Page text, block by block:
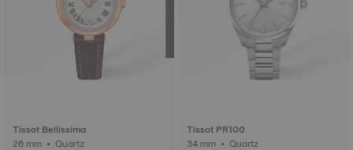
Tissot Bellissima
26 mm • Quartz
Tissot PR100
34 mm • Quartz